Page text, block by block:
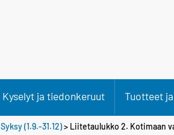
Kyselyt ja tiedonkeruut Tuotteet
Syksy (1.9.-31.12)> Liitetaulukko 2. Kotimaan